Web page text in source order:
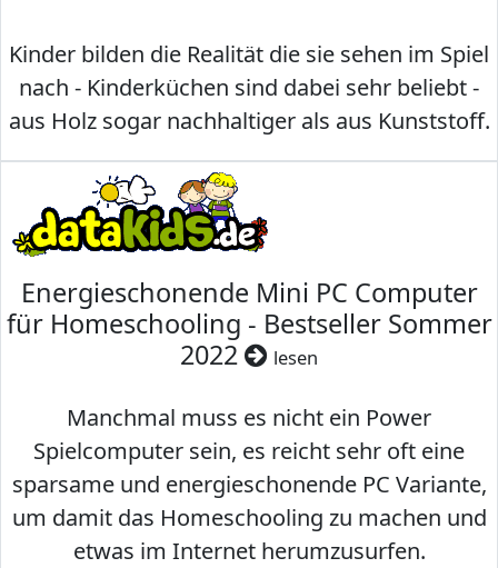
Kinder bilden die Realität die sie sehen im Spiel
nach - Kinderküchen sind dabei sehr beliebt -
aus Holz sogar nachhaltiger als aus Kunststoff.
Energieschonende Mini PC Computer
für Homeschooling - Bestseller Sommer
2022
lesen
Manchmal muss es nicht ein Power
Spielcomputer sein, es reicht sehr oft eine
sparsame und energieschonende PC Variante,
um damit das Homeschooling zu machen und
etwas im Internet herumzusurfen.